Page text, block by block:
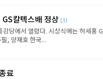
칼텍스배 정상 [3]
당에서 열렸다. 시상식에는 허세홍 G
, 양재호 한국...
료